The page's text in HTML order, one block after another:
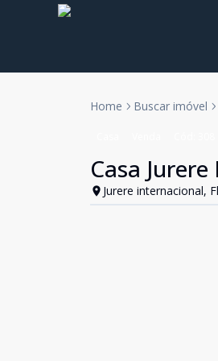
Home Buscar imóvel
Casa
Jurere internacional,